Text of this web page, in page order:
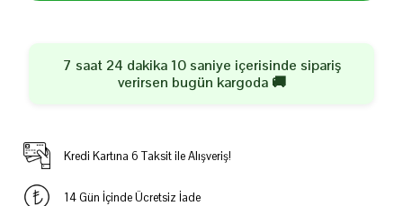
7 saat 24 dakika 10 saniye içerisinde sipariş
verirsen bugün kargoda 🚚
Kredi Kartına 6 Taksit ile Alışveriş!
14 Gün İçinde Ücretsiz İade